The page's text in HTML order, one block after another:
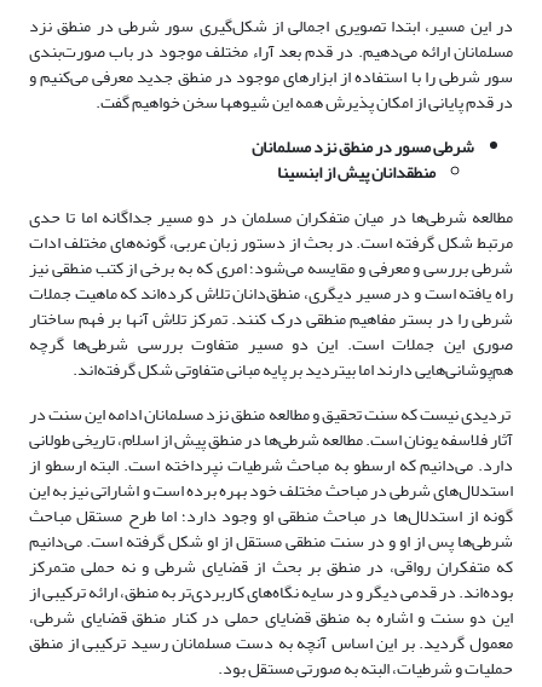
در این مسیر، ابتدا تصویری اجمالی از شکل‌گیری سور شرطی در منطق نزد
مسلمانان ارائه می‌دهیم. در قدم بعد آراء مختلف موجود در باب صورت‌بندی
سور شرطی را با استفاده از ابزارهای موجود در منطق جدید معرفی می‌کنیم و
در قدم پایانی از امکان پذیرش همه این شیوه­ها سخن خواهیم گفت.
شرطی مسور در منطق نزد مسلمانان
منطق­دانان پیش از ابن­سینا
مطالعه شرطی‌ها در میان متفکران مسلمان در دو مسیر جداگانه اما تا حدی
مرتبط شکل گرفته است. در بحث از دستور زبان عربی، گونه‌های مختلف ادات
شرطی بررسی و معرفی و مقایسه می‌شود؛ امری که به برخی از کتب منطقی نیز
راه یافته است و در مسیر دیگری، منطق‌دانان تلاش کرده‌اند که ماهیت جملات
شرطی را در بستر مفاهیم منطقی درک کنند. تمرکز تلاش‌ آنها بر فهم ساختار
صوری این جملات است. این دو مسیر متفاوت بررسی شرطی‌ها گرچه
هم‌پوشانی‌هایی دارند اما بی­تردید بر پایه مبانی متفاوتی شکل گرفته‌اند.
تردیدی نیست که سنت تحقیق و مطالعه منطق نزد مسلمانان ادامه این سنت در
آثار فلاسفه یونان است. مطالعه شرطی‌ها در منطق پیش از اسلام، تاریخی طولانی
دارد. می‌دانیم که ارسطو به مباحث شرطیات نپرداخته است. البته ارسطو از
استدلال‌های شرطی در مباحث مختلف خود بهره برده است و اشاراتی نیز به این
گونه از استدلال‌ها در مباحث منطقی او وجود دارد؛ اما طرح مستقل مباحث
شرطی‌ها پس از او و در سنت منطقی مستقل از او شکل گرفته است. می‌دانیم
که متفکران رواقی، در منطق بر بحث از قضایای شرطی و نه حملی متمرکز
بوده‌اند. در قدمی دیگر و در سایه نگاه‌های کاربردی‌تر به منطق، ارائه ترکیبی از
این دو سنت و اشاره به منطق قضایای حملی در کنار منطق قضایای شرطی،
معمول گردید. بر این اساس آنچه به دست مسلمانان رسید ترکیبی از منطق
حملیات و شرطیات، البته به صورتی مستقل بود.